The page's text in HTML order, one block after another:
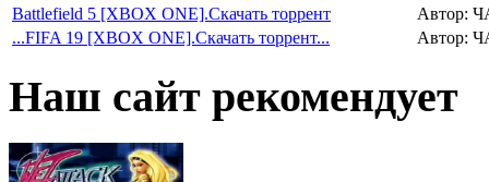
Battlefield 5 [XBOX ONE].Скачать торрент
Автор:
...FIFA 19 [XBOX ONE].Скачать торрент...
Автор:
Наш сайт рекомендует